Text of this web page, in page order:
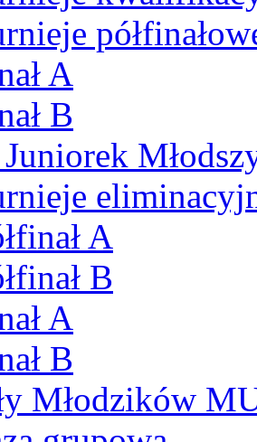
A
B
A
B
A
B
Młodzików